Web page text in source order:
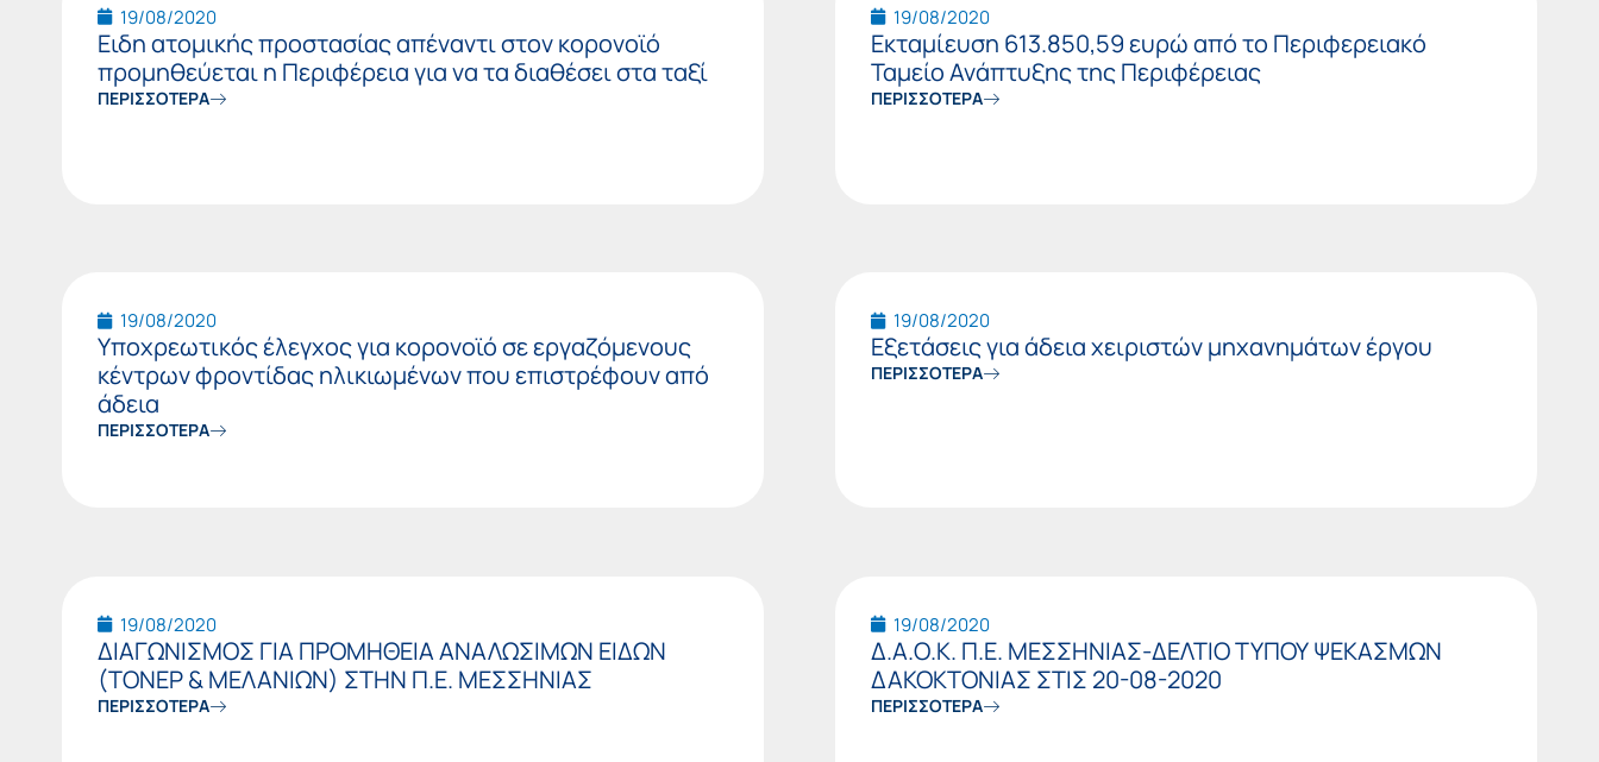
19/08/2020
Ειδη ατομικής προστασίας απέναντι στον κορονοϊό
προμηθεύεται η Περιφέρεια για να τα διαθέσει στα ταξί
ΠΕΡΙΣΣΟΤΕΡΑ
19/08/2020
Εκταμίευση 613.850,59 ευρώ από το Περιφερειακό
Ταμείο Ανάπτυξης της Περιφέρειας
ΠΕΡΙΣΣΟΤΕΡΑ
19/08/2020
Υποχρεωτικός έλεγχος για κορονοϊό σε εργαζόμενους
κέντρων φροντίδας ηλικιωμένων που επιστρέφουν από
άδεια
ΠΕΡΙΣΣΟΤΕΡΑ
19/08/2020
Εξετάσεις για άδεια χειριστών μηχανημάτων έργου
ΠΕΡΙΣΣΟΤΕΡΑ
19/08/2020
ΔΙΑΓΩΝΙΣΜΟΣ ΓΙΑ ΠΡΟΜΗΘΕΙΑ ΑΝΑΛΩΣΙΜΩΝ ΕΙΔΩΝ
(ΤΟΝΕΡ & ΜΕΛΑΝΙΩΝ) ΣΤΗΝ Π.Ε. ΜΕΣΣΗΝΙΑΣ
ΠΕΡΙΣΣΟΤΕΡΑ
19/08/2020
Δ.Α.Ο.Κ. Π.Ε. ΜΕΣΣΗΝΙΑΣ-ΔΕΛΤΙΟ ΤΥΠΟΥ ΨΕΚΑΣΜΩΝ
ΔΑΚΟΚΤΟΝΙΑΣ ΣΤΙΣ 20-08-2020
ΠΕΡΙΣΣΟΤΕΡΑ